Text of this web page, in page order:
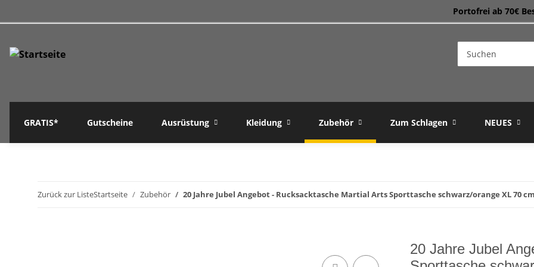
Portofrei ab 70€
GRATIS* Gutscheine Ausrüstung Kleidung Zubehör Zum Schlagen NEUES
Zurück zur ListeStartseite Zubehör 20 Jahre Jubel Angebot - Rucksacktasche Martial Arts Sporttasche schwarz/orange XL 70 cm
20 Jahre Jubel